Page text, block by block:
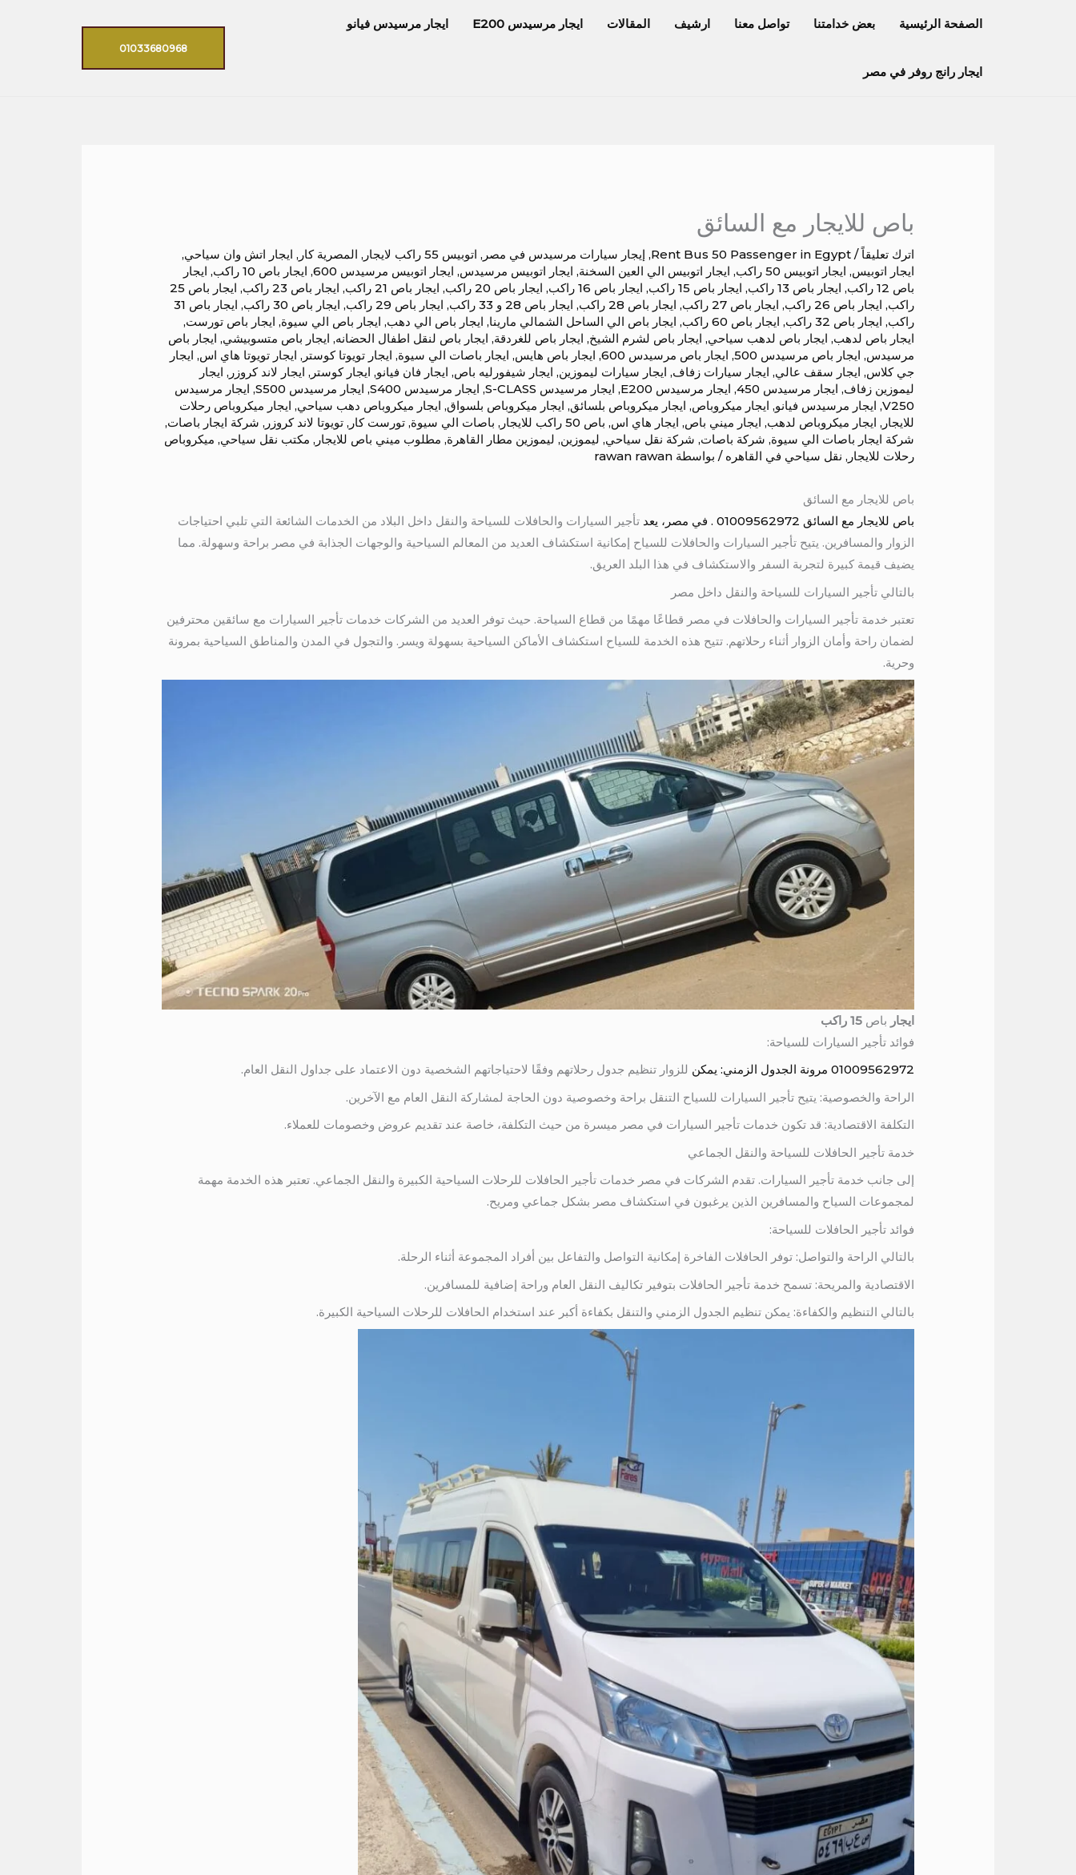
الصفحة الرئيسية بعض خدامتنا تواصل معنا ارشيف المقالات ايجار مرسيدس E200 ايجار مرسيدس فيانو
ايجار رانج روفر في مصر
01033680968
باص للايجار مع السائق
اترك تعليقاً /
Rent Bus 50 Passenger in Egypt
, إيجار سيارات مرسيدس في مصر , اتوبيس 55 راكب لايجار , المصرية كار , ايجار اتش وان سياحي,
ايجار اتوبيس, ايجار اتوبيس 50 راكب , ايجار اتوبيس الي العين السخنة, ايجار اتوبيس مرسيدس, ايجار اتوبيس مرسيدس 600 , ايجار باص 10 راكب , ايجار
باص 12 راكب
, ايجار باص 13 راكب , ايجار باص 15 راكب , ايجار باص 16 راكب , ايجار باص 20 راكب , ايجار باص 21 راكب , ايجار باص 23 راكب ,
ايجار باص 25
راكب, ايجار باص 26 راكب , ايجار باص 27 راكب , ايجار باص 28 راكب , ايجار باص 28 و 33 راكب , ايجار باص 29 راكب , ايجار باص 30 راكب ,
ايجار باص 31
راكب, ايجار باص 32 راكب , ايجار باص 60 راكب , ايجار باص الي الساحل الشمالي مارينا, ايجار باص الي دهب, ايجار باص الي سيوة, ايجار باص تورست,
ايجار باص لدهب, ايجار باص لدهب سياحي, ايجار باص لشرم الشيخ, ايجار باص للغردقة, ايجار باص لنقل اطفال الحضانه, ايجار باص متسوبيشي, ايجار باص
مرسيدس, ايجار باص مرسيدس 500 , ايجار باص مرسيدس 600 , ايجار باص هايس, ايجار باصات الي سيوة, ايجار تويوتا كوستر , ايجار تويوتا هاي اس, ايجار
جي كلاس, ايجار سقف عالي, ايجار سيارات زفاف, ايجار سيارات ليموزين, ايجار شيفورليه باص, ايجار فان فيانو, ايجار كوستر , ايجار لاند كروزر , ايجار
ليموزين زفاف, ايجار مرسيدس 450 , ايجار مرسيدس E200 , ايجار مرسيدس S-CLASS , ايجار مرسيدس S400 , ايجار مرسيدس S500 , ايجار مرسيدس
V250
, ايجار مرسيدس فيانو, ايجار ميكروباص, ايجار ميكروباص بلسائق, ايجار ميكروباص بلسواق, ايجار ميكروباص دهب سياحي, ايجار ميكروباص رحلات
للايجار , ايجار ميكروباص لدهب, ايجار ميني باص, ايجار هاي اس, باص 50 راكب للايجار , باصات الي سيوة,تورست كار ,تويوتا لاند كروزر , شركة ايجار باصات,
شركة ايجار باصات الي سيوة, شركة باصات, شركة نقل سياحي, ليموزين, ليموزين مطار القاهرة, مطلوب ميني باص للايجار , مكتب نقل سياحي, ميكروباص
رحلات للايجار , نقل سياحي في القاهره / بواسطة rawan rawan
باص للايجار مع السائق
باص للايجار مع السائق 01009562972 . في مصر، يعد
تأجير السيارات والحافلات للسياحة والنقل داخل البلاد من الخدمات الشائعة التي تلبي احتياجات
الزوار والمسافرين. يتيح تأجير السيارات والحافلات للسياح إمكانية استكشاف العديد من المعالم السياحية والوجهات الجذابة في مصر براحة وسهولة. مما
يضيف قيمة كبيرة لتجربة السفر والاستكشاف في هذا البلد العريق.
بالتالي تأجير السيارات للسياحة والنقل داخل مصر
تعتبر خدمة تأجير السيارات والحافلات في مصر قطاعًا مهمًا من قطاع السياحة. حيث توفر العديد من الشركات خدمات تأجير السيارات مع سائقين محترفين
لضمان راحة وأمان الزوار أثناء رحلاتهم. تتيح هذه الخدمة للسياح استكشاف الأماكن السياحية بسهولة ويسر. والتجول في المدن والمناطق السياحية بمرونة
وحرية.
ايجار باص15 راكب
فوائد تأجير السيارات للسياحة:
01009562972 مرونة الجدول الزمني: يمكن
للزوار تنظيم جدول رحلاتهم وفقًا لاحتياجاتهم الشخصية دون الاعتماد على جداول النقل العام.
الراحة والخصوصية: يتيح تأجير السيارات للسياح التنقل براحة وخصوصية دون الحاجة لمشاركة النقل العام مع الآخرين.
التكلفة الاقتصادية: قد تكون خدمات تأجير السيارات في مصر ميسرة من حيث التكلفة، خاصة عند تقديم عروض وخصومات للعملاء.
خدمة تأجير الحافلات للسياحة والنقل الجماعي
إلى جانب خدمة تأجير السيارات. تقدم الشركات في مصر خدمات تأجير الحافلات للرحلات السياحية الكبيرة والنقل الجماعي. تعتبر هذه الخدمة مهمة
لمجموعات السياح والمسافرين الذين يرغبون في استكشاف مصر بشكل جماعي ومريح.
فوائد تأجير الحافلات للسياحة:
بالتالي الراحة والتواصل: توفر الحافلات الفاخرة إمكانية التواصل والتفاعل بين أفراد المجموعة أثناء الرحلة.
الاقتصادية والمريحة: تسمح خدمة تأجير الحافلات بتوفير تكاليف النقل العام وراحة إضافية للمسافرين.
بالتالي التنظيم والكفاءة: يمكن تنظيم الجدول الزمني والتنقل بكفاءة أكبر عند استخدام الحافلات للرحلات السياحية الكبيرة.